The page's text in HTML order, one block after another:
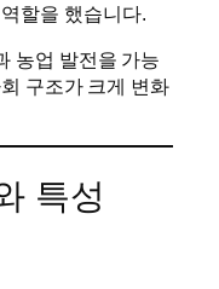
할을 했습니다.
농업 발전을 가능
구조가 크게 변화
특성